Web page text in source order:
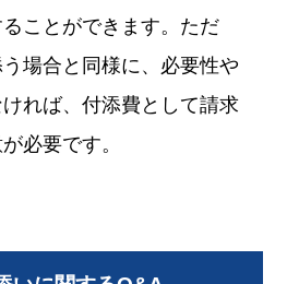
ことができます。ただ
場合と同様に、必要性や
れば、付添費として請求
必要です。